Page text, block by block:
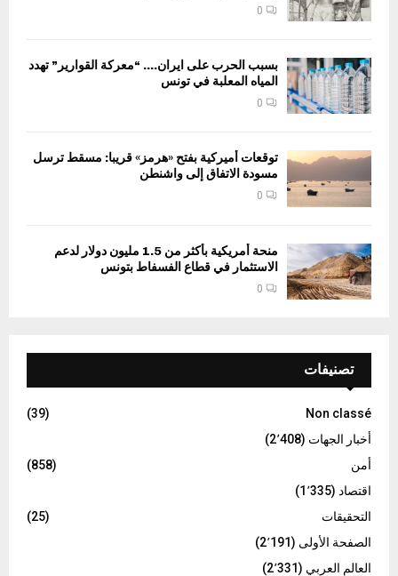
0
بسبب الحرب على ايران…. “معركة القوارير” تهدد
المياه المعلبة في تونس
0
توقعات أميركية بفتح «هرمز» قريبا: مسقط ترسل
مسودة الاتفاق إلى واشنطن
0
منحة أمريكية بأكثر من 1.5 مليون دولار لدعم
الاستثمار في قطاع الفسفاط بتونس
0
تصنيفات
Non classé
(39)
أخبار الجهات (2٬408)
أمن
(858)
اقتصاد (1٬335)
التحقيقات
(25)
الصفحة الأولى (2٬191)
العالم العربي (2٬331)